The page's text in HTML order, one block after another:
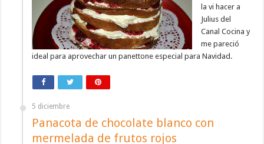
la vi hacer a
Julius del
Canal Cocina y
me pareció
ideal para aprovechar un panettone especial para Navidad.
5 diciembre
Panacota de chocolate blanco con
mermelada de frutos rojos